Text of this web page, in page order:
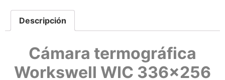
Descripción
Cámara termográfica
Workswell WIC 336×256